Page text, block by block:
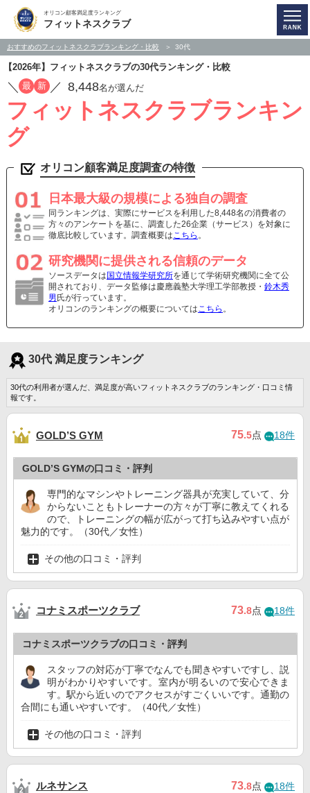
オリコン顧客満足度ランキング
フィットネスクラブ
おすすめのフィットネスクラブランキング・比較 30代
【2026年】フィットネスクラブの30代ランキング・比較
／ 最 新 ／ 8,448名が選んだ
フィットネスクラブランキン
グ
オリコン顧客満足度調査の特徴
日本最大級の規模による独自の調査
同ランキングは、実際にサービスを利用した8,448名の消費者の
方々のアンケートを基に、調査した26企業（サービス）を対象に
徹底比較しています。調査概要はこちら 。
研究機関に提供される信頼のデータ
ソースデータは 国立情報学研究所を通じて学術研究機関に全て公
開されており、データ監修は慶應義塾大学理工学部教授・ 鈴木秀
男 氏が行っています。
オリコンのランキングの概要についてはこちら 。
30代 満足度ランキング
30代の利用者が選んだ、満足度が高いフィットネスクラブのランキング・口コミ情
報です。
GOLD’S GYM 75.5点 18件
GOLD’S GYMの口コミ・評判
専門的なマシンやトレーニング器具が充実していて、分
からないこともトレーナーの方々が丁寧に教えてくれる
ので、トレーニングの幅が広がって打ち込みやすい点が
魅力的です。（30代／女性）
その他の口コミ・評判
コナミスポーツクラブ 73.8点 18件
コナミスポーツクラブの口コミ・評判
スタッフの対応が丁寧でなんでも聞きやすいですし、説
明がわかりやすいです。室内が明るいので安心できま
す。駅から近いのでアクセスがすごくいいです。通勤の
合間にも通いやすいです。（40代／女性）
その他の口コミ・評判
ルネサンス 73.8点 18件